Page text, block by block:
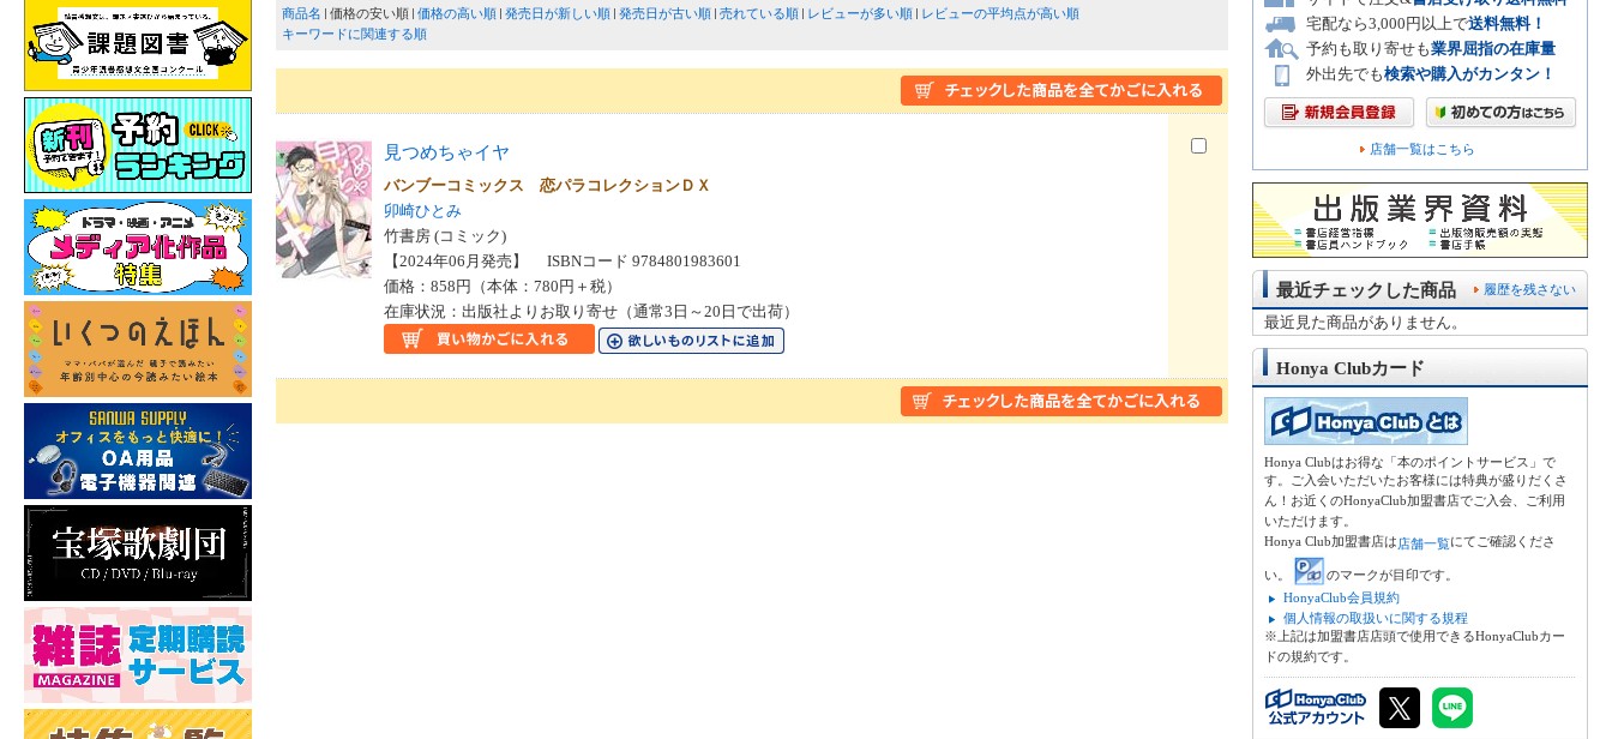
商品名
価格の安い順 価格の高い順 発売日が新しい順 発売日が古い順 売れている順 レビューが多い順
レビューの平均点が高い順
キーワードに関連する順
見つめちゃイヤ
バンブーコミックス 恋パラコレクションＤＸ
卯崎ひとみ
竹書房 (コミック)
【2024年06月発売】 ISBNコード 9784801983601
価格：858円（本体：780円＋税）
在庫状況：出版社よりお取り寄せ（通常3日～20日で出荷）
宅配なら3,000円以上で送料無料！
予約も取り寄せも業界屈指の在庫量
外出先でも検索や購入がカンタン！
店舗一覧はこちら
履歴を残さない
最近チェックした商品
最近見た商品がありません。
Honya Clubカード
Honya Clubはお得な「本のポイントサービス」で
す。ご入会いただいたお客様には特典が盛りだくさ
ん！お近くのHonyaClub加盟書店でご入会、ご利用
いただけます。
Honya Club加盟書店は店舗一覧にてご確認くださ
い。
のマークが目印です。
HonyaClub会員規約
個人情報の取扱いに関する規程
※上記は加盟書店店頭で使用できるHonyaClubカー
ドの規約です。